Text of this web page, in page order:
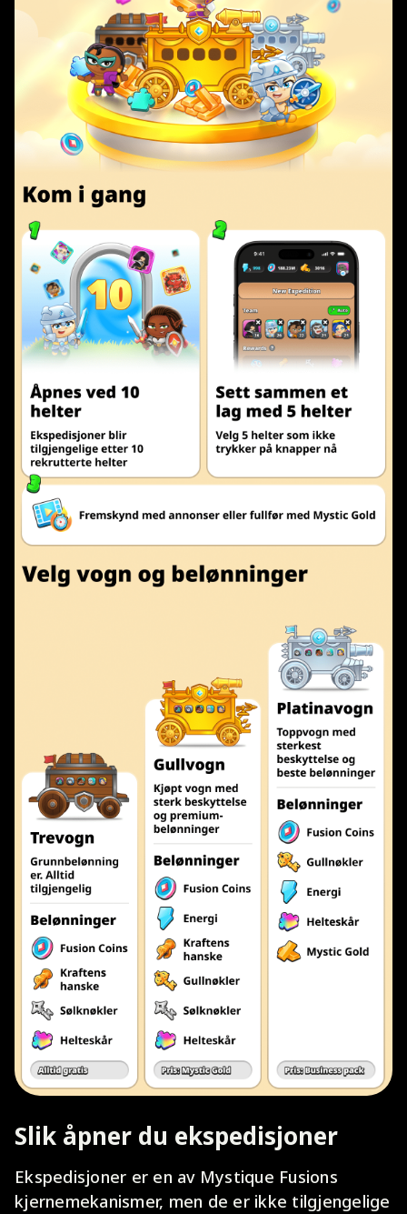
Slik åpner du ekspedisjoner
Ekspedisjoner er en av Mystique Fusions
kjernemekanismer, men de er ikke tilgjengelige